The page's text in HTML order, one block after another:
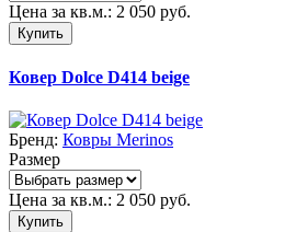
Цена за кв.м.: 2 050 руб.
Купить
Ковер Dolce D414 beige
Бренд: Ковры Merinos
Размер
Цена за кв.м.: 2 050 руб.
Купить